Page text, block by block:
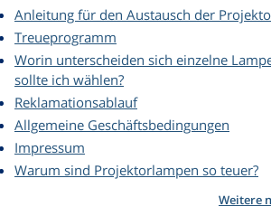
Anleitung für den Austausch der
Treueprogramm
Worin unterscheiden sich einzelne
sollte ich wählen?
Reklamationsablauf
Allgemeine Geschäftsbedingungen
Impressum
Warum sind Projektorlampen so teuer?
Weitere